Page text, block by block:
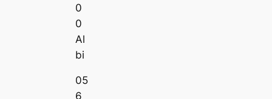
0
0
Al
bi
05
6